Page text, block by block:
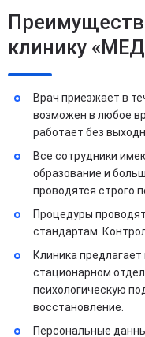
клинику
Врач приезжает в
возможен в любое
работает без
Все сотрудники
образование и
проводятся строго
Процедуры
стандартам.
Клиника
стационарном
психологическую
восстановление.
Персональные